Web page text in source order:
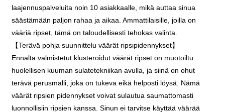
laajennuspalveluita noin 10 asiakkaalle, mikä auttaa sinua
säästämään paljon rahaa ja aikaa. Ammattilaisille, joilla on
vääriä ripset, tämä on taloudellisesti tehokas valinta.
【Terävä pohja suunnittelu väärät ripsipidennykset】
Ennalta valmistetut klusteroidut väärät ripset on muotoiltu
huolellisen kuuman sulatetekniikan avulla, ja siinä on ohut
terävä perusmalli, joka on tukeva eikä helposti löysä. Nämä
väärät ripsien pidennykset voivat sulautua saumattomasti
luonnollisiin ripsien kanssa. Sinun ei tarvitse käyttää väärää